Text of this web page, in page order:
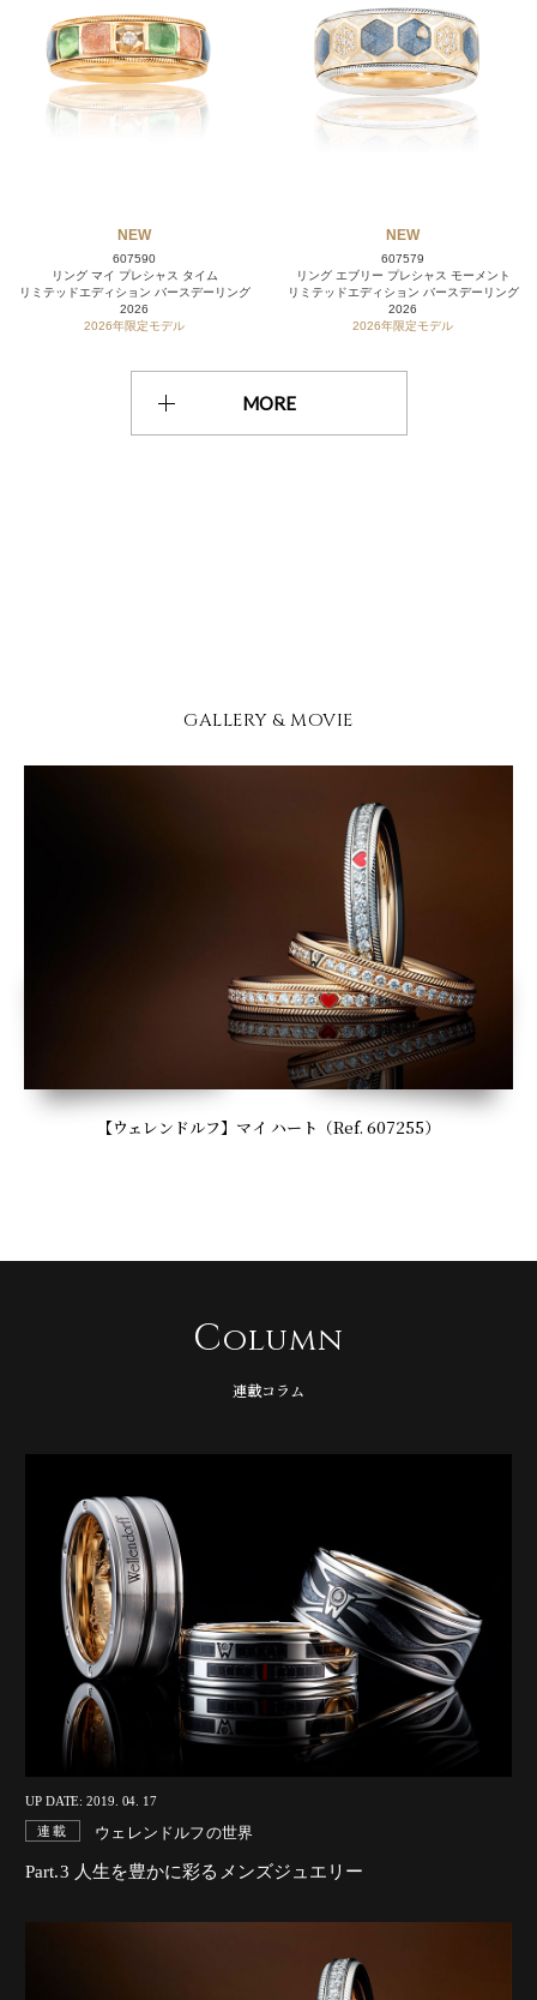
NEW
607590
リング マイ プレシャス タイム
リミテッドエディション バースデーリング
2026
2026年限定モデル
NEW
607579
リング エブリー プレシャス モーメント
リミテッドエディション バースデーリング
2026
2026年限定モデル
MORE
GALLERY & MOVIE
【ウェレンドルフ】マイ ハート（Ref. 607255）
Column
連載コラム
UP DATE: 2019. 04. 17
連載 ウェレンドルフの世界
Part.3 人生を豊かに彩るメンズジュエリー